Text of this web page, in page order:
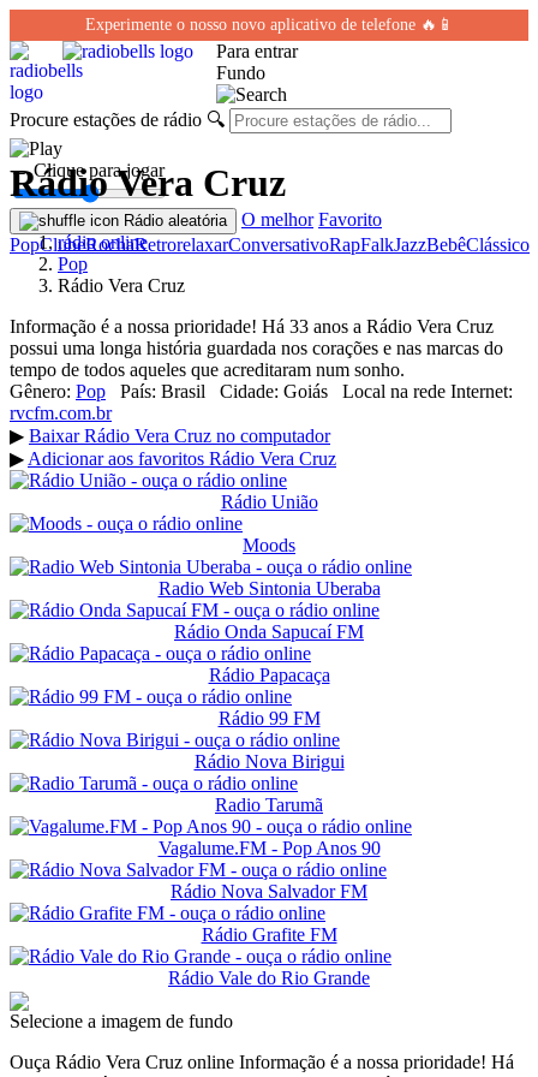
Experimente o nosso novo aplicativo de telefone 🔥📱
Para entrar
Fundo
Procure estações de rádio 🔍
← Clique para jogar
Rádio aleatória O melhor Favorito
PopClubeRochaRetrorelaxarConversativoRapFalkJazzBebêClássico
Rádio Vera Cruz
rádio online
Pop
Rádio Vera Cruz
Informação é a nossa prioridade! Há 33 anos a Rádio Vera Cruz
possui uma longa história guardada nos corações e nas marcas do
tempo de todos aqueles que acreditaram num sonho.
Gênero: Pop País: Brasil Cidade: Goiás Local na rede Internet:
rvcfm.com.br
▶ Baixar Rádio Vera Cruz no computador
▶ Adicionar aos favoritos Rádio Vera Cruz
Rádio União
Moods
Radio Web Sintonia Uberaba
Rádio Onda Sapucaí FM
Rádio Papacaça
Rádio 99 FM
Rádio Nova Birigui
Radio Tarumã
Vagalume.FM - Pop Anos 90
Rádio Nova Salvador FM
Rádio Grafite FM
Rádio Vale do Rio Grande
Selecione a imagem de fundo
Ouça Rádio Vera Cruz online Informação é a nossa prioridade! Há